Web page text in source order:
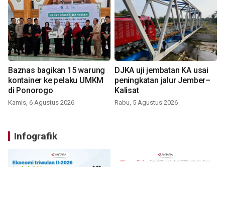
Baznas bagikan 15 warung
kontainer ke pelaku UMKM
di Ponorogo
Kamis, 6 Agustus 2026
DJKA uji jembatan KA usai
peningkatan jalur Jember–
Kalisat
Rabu, 5 Agustus 2026
Infografik